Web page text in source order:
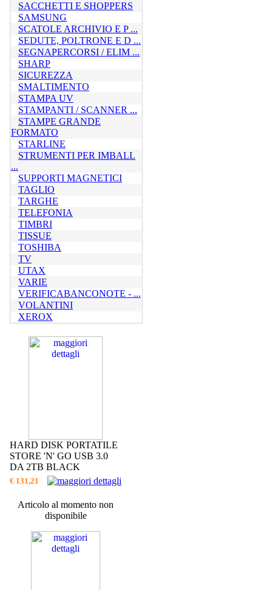
SACCHETTI E SHOPPERS
SAMSUNG
SCATOLE ARCHIVIO E P ...
SEDUTE, POLTRONE E D ...
SEGNAPERCORSI / ELIM ...
SHARP
SICUREZZA
SMALTIMENTO
STAMPA UV
STAMPANTI / SCANNER ...
STAMPE GRANDE
FORMATO
STARLINE
STRUMENTI PER IMBALL
...
SUPPORTI MAGNETICI
TAGLIO
TARGHE
TELEFONIA
TIMBRI
TISSUE
TOSHIBA
TV
UTAX
VARIE
VERIFICABANCONOTE - ...
VOLANTINI
XEROX
HARD DISK PORTATILE
STORE 'N' GO USB 3.0
DA 2TB BLACK
€ 131,21
Articolo al momento non
disponibile